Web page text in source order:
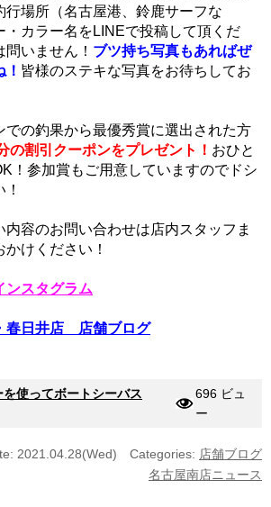
行場所（名古屋港、鈴鹿サーフな
・カラー名をLINEで投稿して頂くだ
いません！ ブツ持ち写真もあればぜ
皆様のステキな写真をお待ちしてお
での釣果から最優秀賞に選出された方
の割引クーポンをプレゼント！ おひと
！参加賞もご用意していますのでドシ
内容のお問い合わせは店内スタッフま
けください！
スタグラム
春日井店 店舗ブログ
使ってボートシーバス
696 ビュ
ー
2021.04.28(Wed) Categories: 店舗ブログ
名古屋南店ニュース